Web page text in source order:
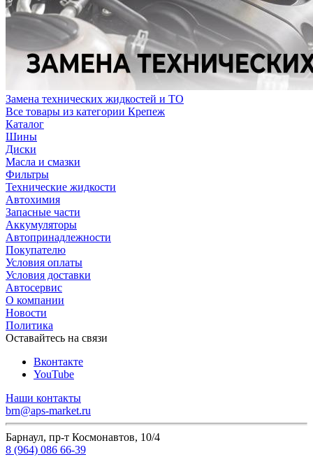
Замена технических жидкостей и ТО
Все товары из категории Крепеж
Каталог
Шины
Диски
Масла и смазки
Фильтры
Технические жидкости
Автохимия
Запасные части
Аккумуляторы
Автопринадлежности
Покупателю
Условия оплаты
Условия доставки
Автосервис
О компании
Новости
Политика
Оставайтесь на связи
Вконтакте
YouTube
Наши контакты
brn@aps-market.ru
Барнаул, пр-т Космонавтов, 10/4
8 (964) 086 66-39